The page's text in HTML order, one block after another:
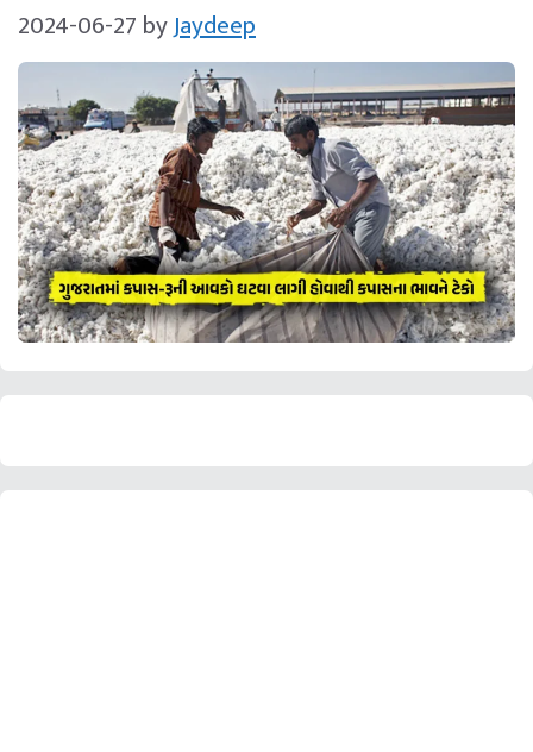
2024-06-27 byJaydeep